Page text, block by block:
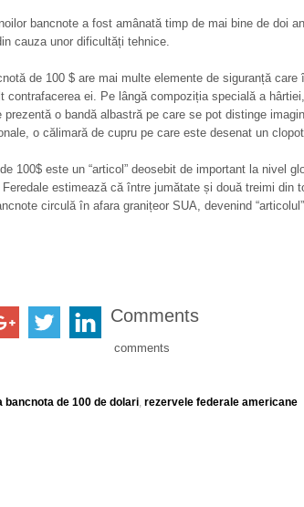
bancnote a fost amânată timp de mai bine de doi
cauza unor dificultăți tehnice.
de 100 $ are mai multe elemente de siguranță care
contrafacerea ei. Pe lângă compoziția specială a
prezentă o bandă albastră pe care se pot distinge
o călimară de cupru pe care este desenat un
100$ este un “articol” deosebit de important la nivel
Feredale estimează că între jumătate și două treimi din
circulă în afara granițeor SUA, devenind
Comments
comments
bancnota de 100 de dolari, rezervele federale americane